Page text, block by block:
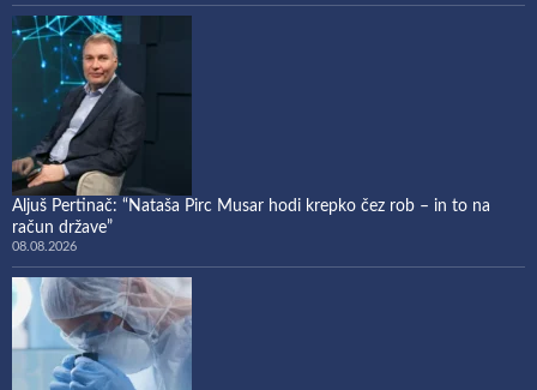
Aljuš Pertinač: “Nataša Pirc Musar hodi krepko čez rob – in to na
račun države”
08.08.2026